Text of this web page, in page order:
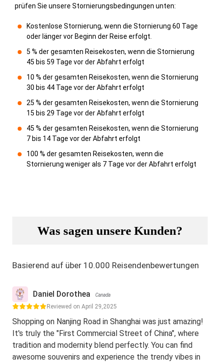
prüfen Sie unsere Stornierungsbedingungen unten:
Kostenlose Stornierung, wenn die Stornierung 60 Tage
oder länger vor Beginn der Reise erfolgt.
5 % der gesamten Reisekosten, wenn die Stornierung
45 bis 59 Tage vor der Abfahrt erfolgt
10 % der gesamten Reisekosten, wenn die Stornierung
30 bis 44 Tage vor der Abfahrt erfolgt
25 % der gesamten Reisekosten, wenn die Stornierung
15 bis 29 Tage vor der Abfahrt erfolgt
45 % der gesamten Reisekosten, wenn die Stornierung
7 bis 14 Tage vor der Abfahrt erfolgt
100 % der gesamten Reisekosten, wenn die
Stornierung weniger als 7 Tage vor der Abfahrt erfolgt
Was sagen unsere Kunden?
Basierend auf über 10.000 Reisendenbewertungen
Daniel Dorothea Canada
Reviewed on April 29,2025
Shopping on Nanjing Road in Shanghai was just amazing!
It's truly the "First Commercial Street of China", where
tradition and modernity blend perfectly. You can find
awesome souvenirs and experience the trendy vibes in